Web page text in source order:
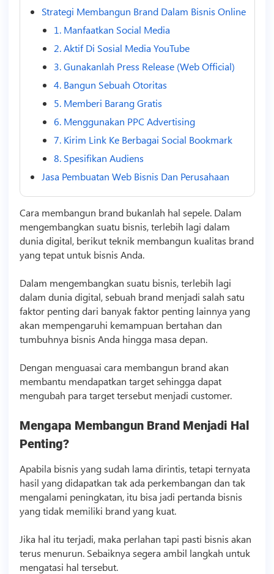
Strategi Membangun Brand Dalam Bisnis Online
1. Manfaatkan Social Media
2. Aktif Di Sosial Media YouTube
3. Gunakanlah Press Release (Web Official)
4. Bangun Sebuah Otoritas
5. Memberi Barang Gratis
6. Menggunakan PPC Advertising
7. Kirim Link Ke Berbagai Social Bookmark
8. Spesifikan Audiens
Jasa Pembuatan Web Bisnis Dan Perusahaan
Cara membangun brand bukanlah hal sepele. Dalam
mengembangkan suatu bisnis, terlebih lagi dalam
dunia digital, berikut teknik membangun kualitas brand
yang tepat untuk bisnis Anda.
Dalam mengembangkan suatu bisnis, terlebih lagi
dalam dunia digital, sebuah brand menjadi salah satu
faktor penting dari banyak faktor penting lainnya yang
akan mempengaruhi kemampuan bertahan dan
tumbuhnya bisnis Anda hingga masa depan.
Dengan menguasai cara membangun brand akan
membantu mendapatkan target sehingga dapat
mengubah para target tersebut menjadi customer.
Mengapa Membangun Brand Menjadi Hal
Penting?
Apabila bisnis yang sudah lama dirintis, tetapi ternyata
hasil yang didapatkan tak ada perkembangan dan tak
mengalami peningkatan, itu bisa jadi pertanda bisnis
yang tidak memiliki brand yang kuat.
Jika hal itu terjadi, maka perlahan tapi pasti bisnis akan
terus menurun. Sebaiknya segera ambil langkah untuk
mengatasi hal tersebut.